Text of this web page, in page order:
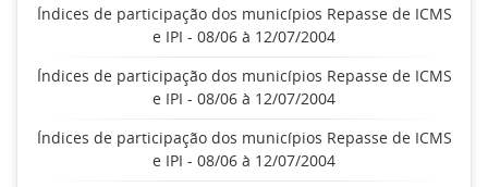
Índices de participação dos municípios Repasse de ICMS
e IPI - 08/06 à 12/07/2004
Índices de participação dos municípios Repasse de ICMS
e IPI - 08/06 à 12/07/2004
Índices de participação dos municípios Repasse de ICMS
e IPI - 08/06 à 12/07/2004